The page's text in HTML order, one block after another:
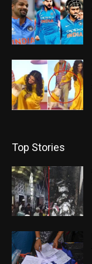
Top Stories